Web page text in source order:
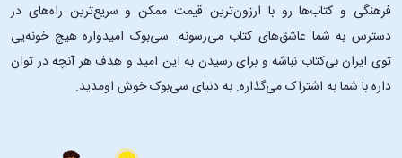
فرهنگی و کتاب‌ها رو با ارزون‌ترین قیمت ممکن و سریع‌ترین راه‌های در
دسترس به شما عاشق‌های کتاب می‌رسونه. سی‌بوک امیدواره هیچ خونه‌یی
توی ایران بی‌کتاب نباشه و برای رسیدن به این امید و هدف هر آنچه در توان
داره با شما به اشتراک می‌گذاره. به دنیای سی‌بوک خوش اومدید.